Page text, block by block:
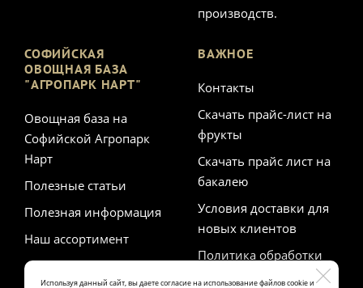
Используя данный сайт, вы даете согласие на использование файлов cookie и
производств.
СОФИЙСКАЯ
ОВОЩНАЯ БАЗА
"АГРОПАРК НАРТ"
Овощная база на
Софийской Агропарк
Нарт
Полезные статьи
Полезная информация
Наш ассортимент
ВАЖНОЕ
Контакты
Скачать прайс-лист на
фрукты
Скачать прайс лист на
бакалею
Условия доставки для
новых клиентов
Политика обработки
персональных данных